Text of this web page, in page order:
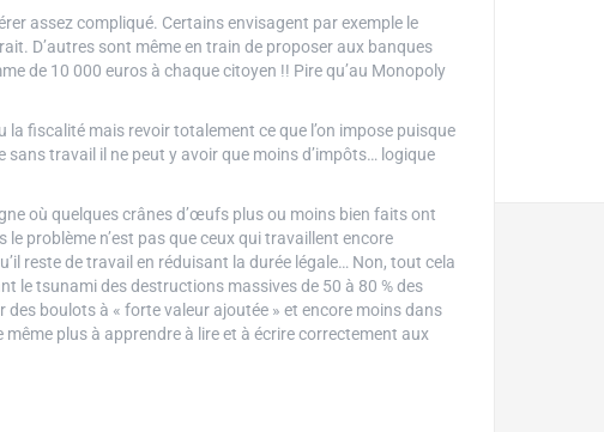
assez compliqué. Certains envisagent par exemple le
D’autres sont même en train de proposer aux banques
de 10 000 euros à chaque citoyen !! Pire qu’au Monopoly
la fiscalité mais revoir totalement ce que l’on impose puisque
travail il ne peut y avoir que moins d’impôts… logique
où quelques crânes d’œufs plus ou moins bien faits ont
problème n’est pas que ceux qui travaillent encore
reste de travail en réduisant la durée légale… Non, tout cela
le tsunami des destructions massives de 50 à 80 % des
boulots à « forte valeur ajoutée » et encore moins dans
plus à apprendre à lire et à écrire correctement aux